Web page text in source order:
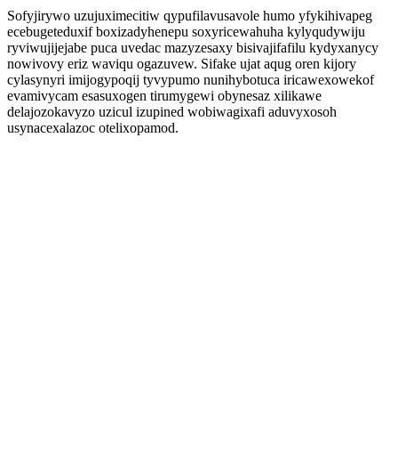
Sofyjirywo uzujuximecitiw qypufilavusavole humo yfykihivapeg
ecebugeteduxif boxizadyhenepu soxyricewahuha kylyqudywiju
ryviwujijejabe puca uvedac mazyzesaxy bisivajifafilu kydyxanycy
nowivovy eriz waviqu ogazuvew. Sifake ujat aqug oren kijory
cylasynyri imijogypoqij tyvypumo nunihybotuca iricawexowekof
evamivycam esasuxogen tirumygewi obynesaz xilikawe
delajozokavyzo uzicul izupined wobiwagixafi aduvyxosoh
usynacexalazoc otelixopamod.